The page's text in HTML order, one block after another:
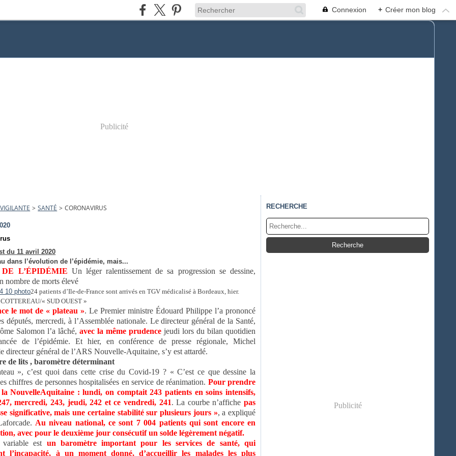
Connexion + Créer mon blog
Publicité
> SANTÉ > CORONAVIRUS
du 11 avril 2020
dans l’évolution de l’épidémie, mais...
L’ÉPIDÉMIE Un léger ralentissement de sa progression se dessine,
nombre de morts élevé
24 patients d’Ile-de-France sont arrivés en TGV médicalisé à Bordeaux, hier.
COTTEREAU/« SUD OUEST »
le mot de « plateau ». Le Premier ministre Édouard Philippe l’a prononcé
députés, mercredi, à l’Assemblée nationale. Le directeur général de la Santé,
Salomon l’a lâché,avec la même prudence jeudi lors du bilan quotidien
de l’épidémie. Et hier, en conférence de presse régionale, Michel
directeur général de l’ARS Nouvelle-Aquitaine, s’y est attardé.
de lits , baromètre déterminant
», c’est quoi dans cette crise du Covid-19 ? « C’est ce que dessine la
chiffres de personnes hospitalisées en service de réanimation. Pour prendre
NouvelleAquitaine : lundi, on comptait 243 patients en soins intensifs,
mercredi, 243, jeudi, 242 et ce vendredi, 241. La courbe n’affichepas
significative, mais une certaine stabilité sur plusieurs jours », a expliqué
Au niveau national, ce sont 7 004 patients qui sont encore en
avec pour le deuxième jour consécutif un solde légèrement négatif.
est un baromètre important pour les services de santé, qui
l’incapacité, à un moment donné, d’accueillir les malades les plus
RECHERCHE
Publicité